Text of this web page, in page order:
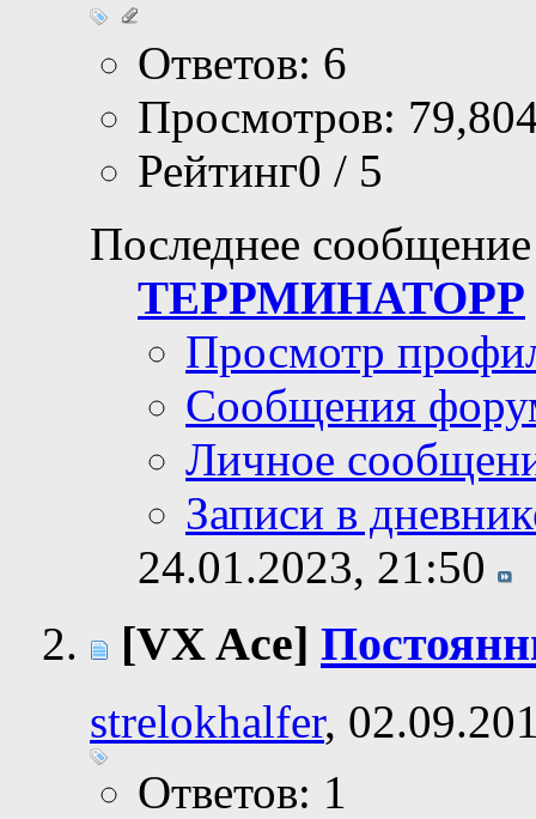
Ответов: 6
Просмотров:
Рейтинг0 / 5
Последнее
ТЕРРМИНАТОРР
Просмотр
Сообщения
Личное
Записи в
24.01.2023, 21:50
[VX Ace]
strelokhalfer,
Ответов: 1